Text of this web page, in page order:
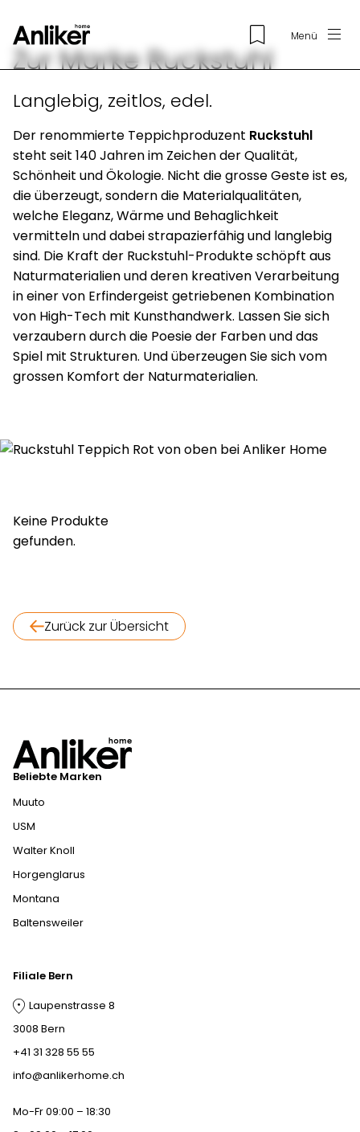
Menü
Zur Marke Ruckstuhl
Langlebig, zeitlos, edel.
Der renommierte Teppichproduzent Ruckstuhl
steht seit 140 Jahren im Zeichen der Qualität,
Schönheit und Ökologie. Nicht die grosse Geste ist es,
die überzeugt, sondern die Materialqualitäten,
welche Eleganz, Wärme und Behaglichkeit
vermitteln und dabei strapazierfähig und langlebig
sind. Die Kraft der Ruckstuhl-Produkte schöpft aus
Naturmaterialien und deren kreativen Verarbeitung
in einer von Erfindergeist getriebenen Kombination
von High-Tech mit Kunsthandwerk. Lassen Sie sich
verzaubern durch die Poesie der Farben und das
Spiel mit Strukturen. Und überzeugen Sie sich vom
grossen Komfort der Naturmaterialien.
Keine Produkte
gefunden.
Zurück zur Übersicht
Beliebte Marken
Muuto
USM
Walter Knoll
Horgenglarus
Montana
Baltensweiler
Filiale Bern
Laupenstrasse 8
3008 Bern
+41 31 328 55 55
info@anlikerhome.ch
Mo-Fr 09:00 – 18:30